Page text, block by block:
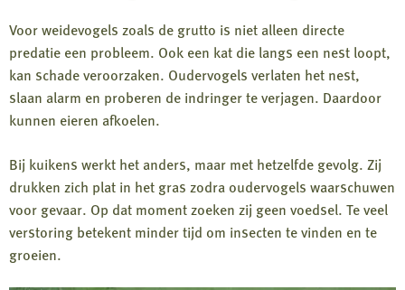
Voor weidevogels zoals de grutto is niet alleen directe
predatie een probleem. Ook een kat die langs een nest loopt,
kan schade veroorzaken. Oudervogels verlaten het nest,
slaan alarm en proberen de indringer te verjagen. Daardoor
kunnen eieren afkoelen.
Bij kuikens werkt het anders, maar met hetzelfde gevolg. Zij
drukken zich plat in het gras zodra oudervogels waarschuwen
voor gevaar. Op dat moment zoeken zij geen voedsel. Te veel
verstoring betekent minder tijd om insecten te vinden en te
groeien.